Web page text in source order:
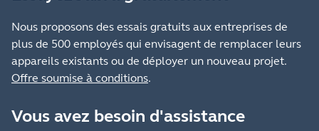
Nous proposons des essais gratuits aux entreprises de
plus de 500 employés qui envisagent de remplacer leurs
appareils existants ou de déployer un nouveau projet.
Offre soumise à conditions.
Vous avez besoin d'assistance